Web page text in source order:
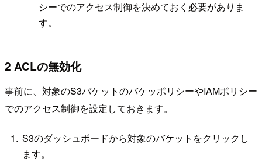
シーでのアクセス制御を決めておく必要がありま
す。
2 ACLの無効化
事前に、対象のS3バケットのバケッポリシーやIAMポリシー
でのアクセス制御を設定しておきます。
S3のダッシュボードから対象のバケットをクリックし
ます。